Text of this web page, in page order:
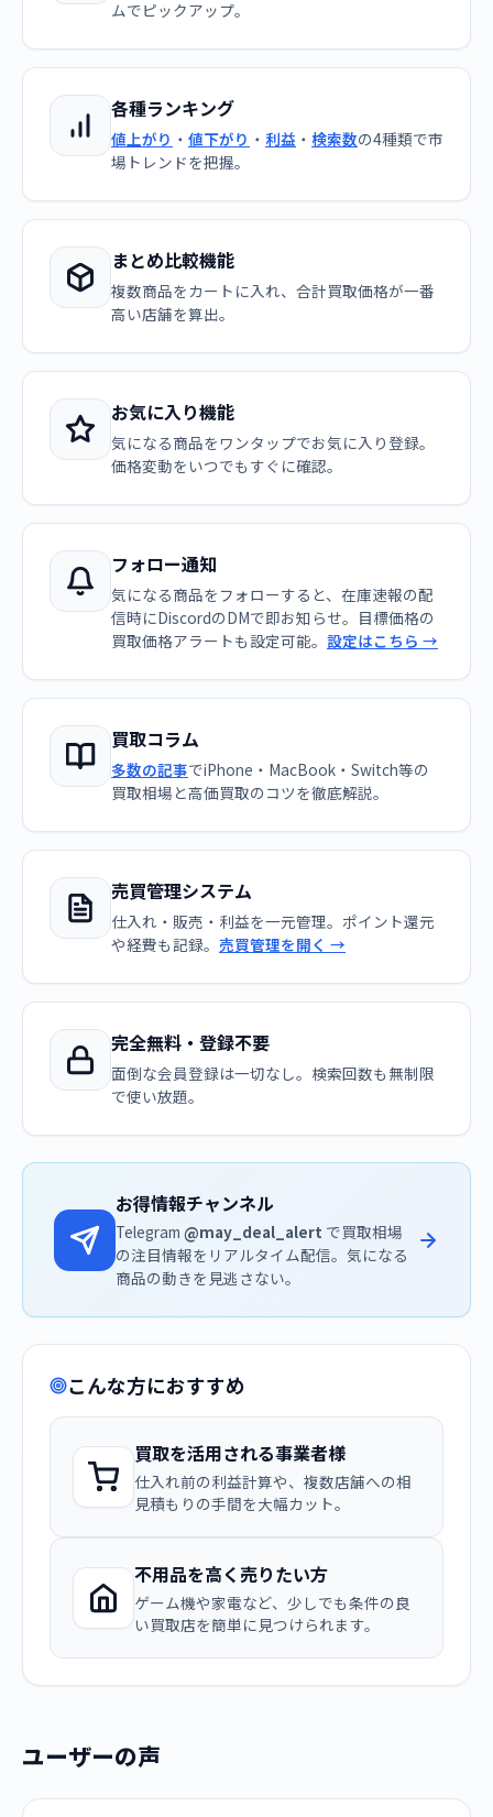
ムでピックアップ。
各種ランキング
値上がり ・ 値下がり ・ 利益 ・ 検索数の4種類で市
場トレンドを把握。
まとめ比較機能
複数商品をカートに入れ、合計買取価格が一番
高い店舗を算出。
お気に入り機能
気になる商品をワンタップでお気に入り登録。
価格変動をいつでもすぐに確認。
フォロー通知
気になる商品をフォローすると、在庫速報の配
信時にDiscordのDMで即お知らせ。目標価格の
買取価格アラートも設定可能。 設定はこちら →
買取コラム
多数の記事でiPhone・MacBook・Switch等の
買取相場と高価買取のコツを徹底解説。
売買管理システム
仕入れ・販売・利益を一元管理。ポイント還元
や経費も記録。 売買管理を開く →
完全無料・登録不要
面倒な会員登録は一切なし。検索回数も無制限
で使い放題。
お得情報チャンネル
Telegram @may_deal_alert で買取相場
の注目情報をリアルタイム配信。気になる
商品の動きを見逃さない。
こんな方におすすめ
買取を活用される事業者様
仕入れ前の利益計算や、複数店舗への相
見積もりの手間を大幅カット。
不用品を高く売りたい方
ゲーム機や家電など、少しでも条件の良
い買取店を簡単に見つけられます。
ユーザーの声